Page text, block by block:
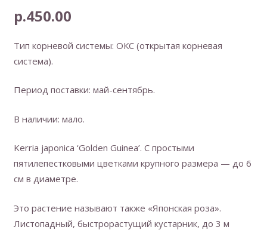
р.450.00
Тип корневой системы: ОКС (открытая корневая
система).
Период поставки: май-сентябрь.
В наличии: мало.
Kerria japonica ‘Golden Guinea’. C простыми
пятилепестковыми цветками крупного размера — до 6
см в диаметре.
Это растение называют также «Японская роза».
Листопадный, быстрорастущий кустарник, до 3 м